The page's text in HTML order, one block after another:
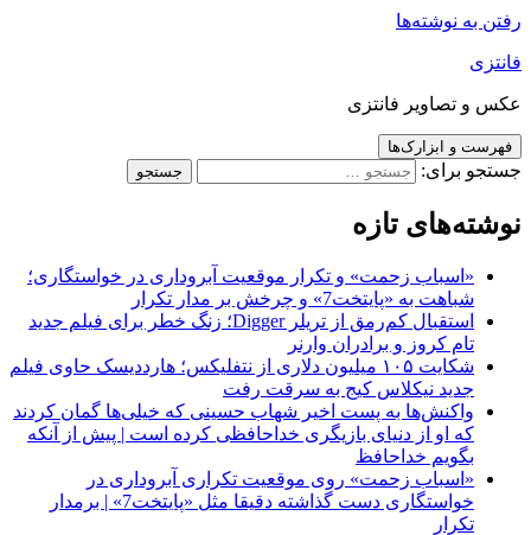
رفتن به نوشته‌ها
فانتزی
عکس و تصاویر فانتزی
فهرست و ابزارک‌ها
جستجو برای:
نوشته‌های تازه
«اسباب زحمت» و تکرار موقعیت آبروداری در خواستگاری؛
شباهت به «پایتخت7» و چرخش بر مدار تکرار
استقبال کم‌رمق از تریلر Digger؛ زنگ خطر برای فیلم جدید
تام کروز و برادران وارنر
شکایت ۱۰۵ میلیون دلاری از نتفلیکس؛ هارددیسک حاوی فیلم
جدید نیکلاس کیج به سرقت رفت
واکنش‌ها به پست اخیر شهاب حسینی که خیلی‌ها گمان کردند
که او از دنیای بازیگری خداحافظی کرده است | پیش از آنکه
بگویم خداحافظ
«اسباب زحمت» روی موقعیت تکراری آبروداری در
خواستگاری دست گذاشته دقیقا مثل «پایتخت7» | برمدار
تکرار